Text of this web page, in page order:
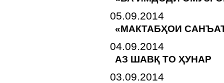
05.09.2014
«МАКТАБҲОИ
04.09.2014
АЗ ШАВҚ ТО ҲУНАР
03.09.2014